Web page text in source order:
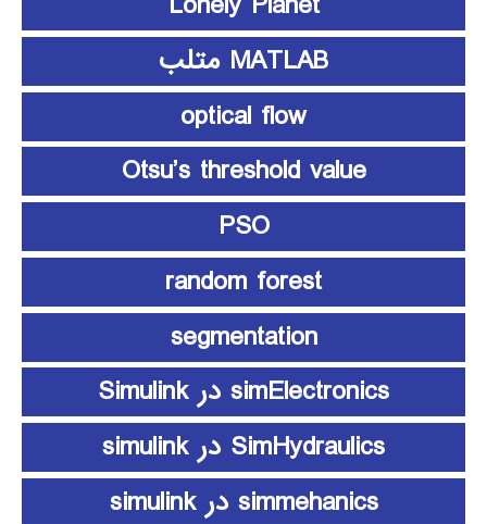
MATLAB متلب
optical flow
Otsu’s threshold value
PSO
random forest
segmentation
simElectronics در Simulink
SimHydraulics در simulink
simmehanics در simulink